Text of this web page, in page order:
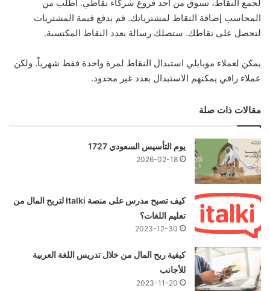
لجمع النقاط، تسوق من أحد فروع شركاء نقاطي. أطلب من
المحاسب إضافة النقاط لمشترياتك. قم بدفع قيمة المشتريات
لتحصل على نقاطك. ستصلك رسالة بعدد النقاط المكتسبة.
يمكن لعملاء موبايلي استبدال النقاط لمرة واحدة فقط شهرياً. ولكن
عملاء راقي يمكنهم الاستبدال بعدد غير محدود.
مقالات ذات صلة
يوم التأسيس السعودي 1727
2026-02-18
كيف تصبح مدرس على منصة Italki لتربح المال من
تعليم اللغات؟
2023-12-30
كيفية ربح المال من خلال تدريس اللغة العربية
للأجانب
2023-11-20